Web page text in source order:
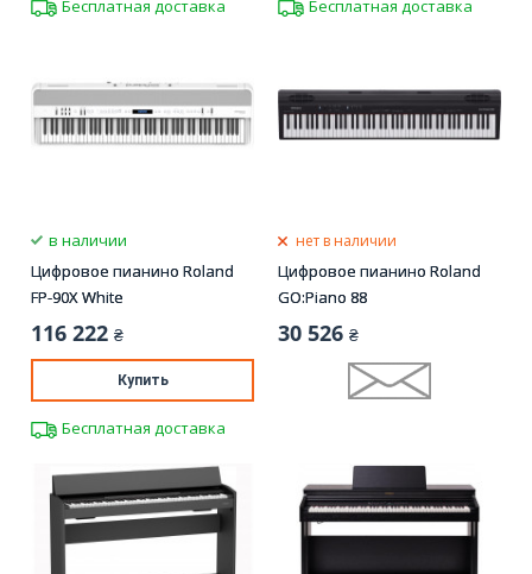
Бесплатная доставка Бесплатная доставка
в наличии
Цифровое пианино Roland
FP-90X White
116 222 ₴
Купить
Бесплатная доставка
нет в наличии
Цифровое пианино Roland
GO:Piano 88
30 526 ₴